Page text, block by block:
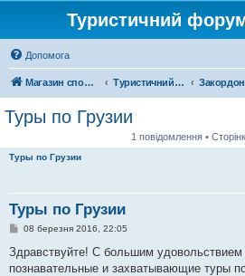
Туристичний
Допомога
Магазин спорядження Туристичний форум «Рюкзак»
Туры по Грузии
1 повідомлення •
Туры по Грузии
Туры по Грузии
П
в
д
08 березня 2016, 22:05
Здравствуйте! С большим
познавательные и захватывающие туры